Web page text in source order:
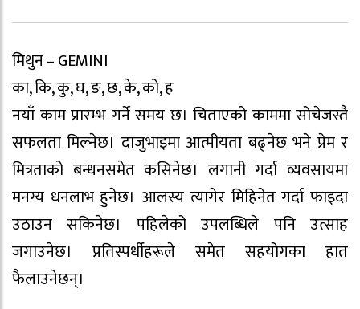
मिथुन – GEMINI
का, कि, कु, घ, ङ, छ, के, को, ह
नयाँ काम प्रारम्भ गर्ने समय छ। चिताएको काममा सोचेजस्तै
सफलता मिल्नेछ। दाजुभाइमा आत्मीयता बढ्नेछ भने प्रेम र
मित्रताको बन्धनसमेत कसिनेछ। लगानी गर्दा व्यवसायमा
मनग्य धनलाभ हुनेछ। आलस्य त्यागेर मिहिनेत गर्दा फाइदा
उठाउन सकिनेछ। पहिलेको उपलब्धिले पनि उत्साह
जगाउनेछ। प्रतिस्पर्धीहरूले समेत सहयोगका हात
फैलाउनेछन्।